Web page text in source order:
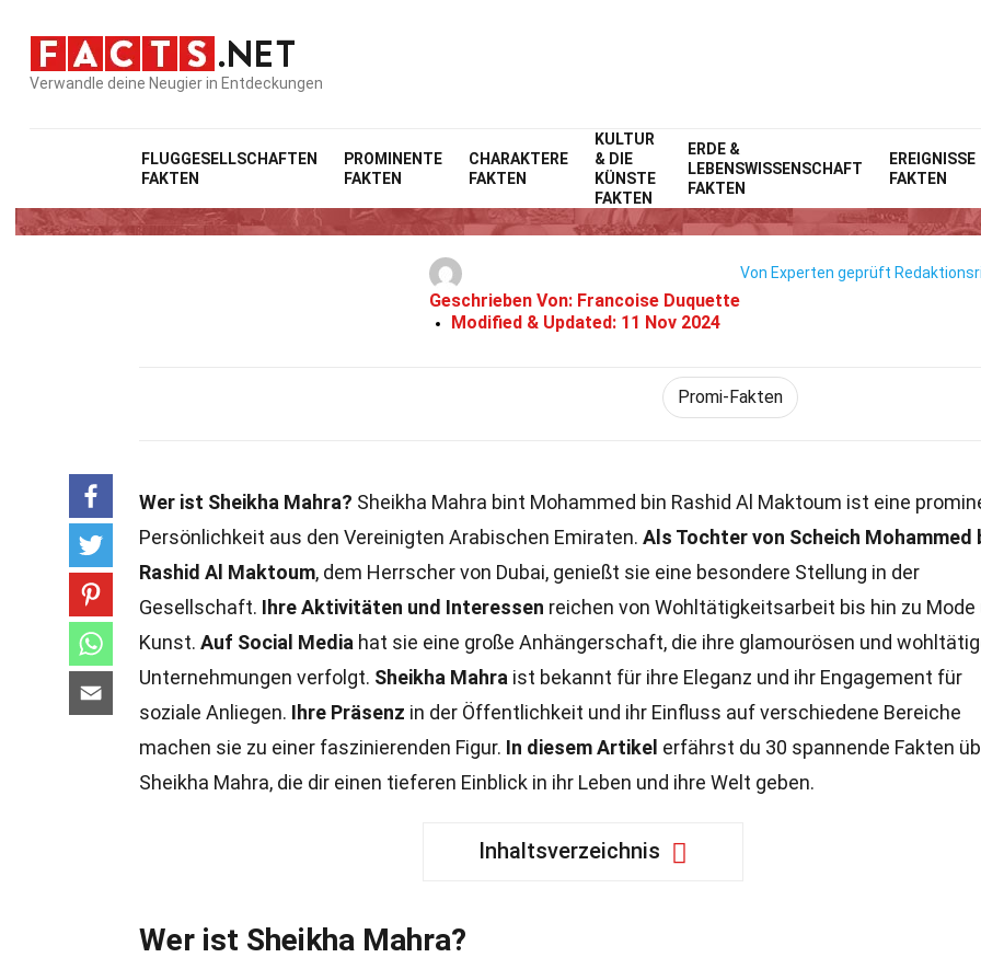
Verwandle deine Neugier in Entdeckungen
FLUGGESELLSCHAFTEN
FAKTEN
PROMINENTE
FAKTEN
CHARAKTERE
FAKTEN
KULTUR
& DIE
KÜNSTE
FAKTEN
ERDE &
LEBENSWISSENSCHAFT
FAKTEN
EREIGNISSE
FAKTEN
Home Prominente
30 Fakten Über Sheikha Mahra
Geschrieben Von: Francoise Duquette
Modified & Updated: 11 Nov 2024
Von Experten geprüft
Promi-Fakten
Wer ist Sheikha Mahra? Sheikha Mahra bint Mohammed bin Rashid Al Maktoum ist eine
Persönlichkeit aus den Vereinigten Arabischen Emiraten. Als Tochter von Scheich Mohammed
Rashid Al Maktoum, dem Herrscher von Dubai, genießt sie eine besondere Stellung in der
Gesellschaft. Ihre Aktivitäten und Interessen reichen von Wohltätigkeitsarbeit bis hin zu Mode
Kunst. Auf Social Media hat sie eine große Anhängerschaft, die ihre glamourösen und
Unternehmungen verfolgt. Sheikha Mahra ist bekannt für ihre Eleganz und ihr Engagement für
soziale Anliegen. Ihre Präsenz in der Öffentlichkeit und ihr Einfluss auf verschiedene Bereiche
machen sie zu einer faszinierenden Figur. In diesem Artikel erfährst du 30 spannende Fakten
Sheikha Mahra, die dir einen tieferen Einblick in ihr Leben und ihre Welt geben.
Inhaltsverzeichnis
Wer ist Sheikha Mahra?